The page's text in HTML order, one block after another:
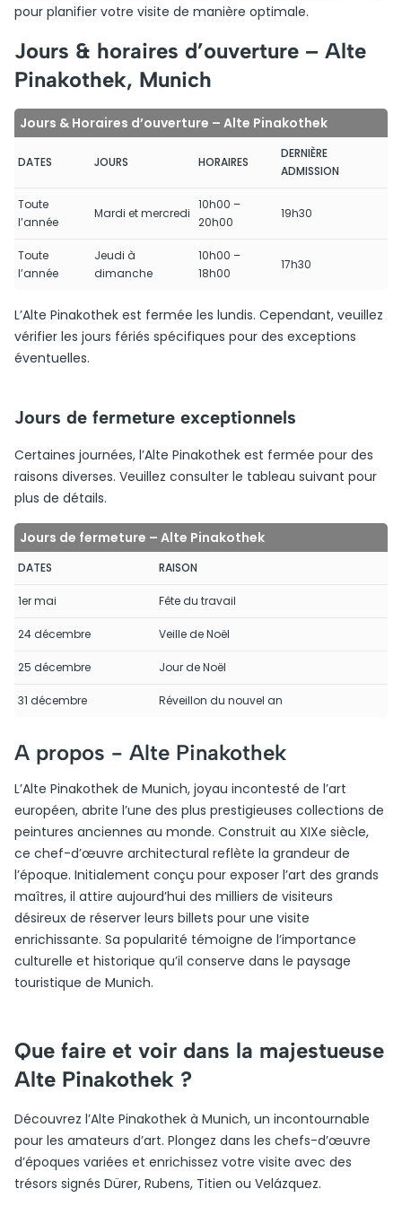
pour planifier votre visite de manière optimale.
Jours & horaires d’ouverture – Alte
Pinakothek, Munich
Jours & Horaires d’ouverture – Alte Pinakothek
DATES JOURS HORAIRES
DERNIÈRE
ADMISSION
Toute
l’année
Mardi et mercredi
10h00 –
20h00
19h30
Toute
l’année
Jeudi à
dimanche
10h00 –
18h00
17h30
L’Alte Pinakothek est fermée les lundis. Cependant, veuillez
vérifier les jours fériés spécifiques pour des exceptions
éventuelles.
Jours de fermeture exceptionnels
Certaines journées, l’Alte Pinakothek est fermée pour des
raisons diverses. Veuillez consulter le tableau suivant pour
plus de détails.
Jours de fermeture – Alte Pinakothek
DATES RAISON
1er mai Fête du travail
24 décembre Veille de Noël
25 décembre Jour de Noël
31 décembre Réveillon du nouvel an
A propos - Alte Pinakothek
L’Alte Pinakothek de Munich, joyau incontesté de l’art
européen, abrite l’une des plus prestigieuses collections de
peintures anciennes au monde. Construit au XIXe siècle,
ce chef-d’œuvre architectural reflète la grandeur de
l’époque. Initialement conçu pour exposer l’art des grands
maîtres, il attire aujourd’hui des milliers de visiteurs
désireux de réserver leurs billets pour une visite
enrichissante. Sa popularité témoigne de l’importance
culturelle et historique qu’il conserve dans le paysage
touristique de Munich.
Que faire et voir dans la majestueuse
Alte Pinakothek ?
Découvrez l’Alte Pinakothek à Munich, un incontournable
pour les amateurs d’art. Plongez dans les chefs-d’œuvre
d’époques variées et enrichissez votre visite avec des
trésors signés Dürer, Rubens, Titien ou Velázquez.